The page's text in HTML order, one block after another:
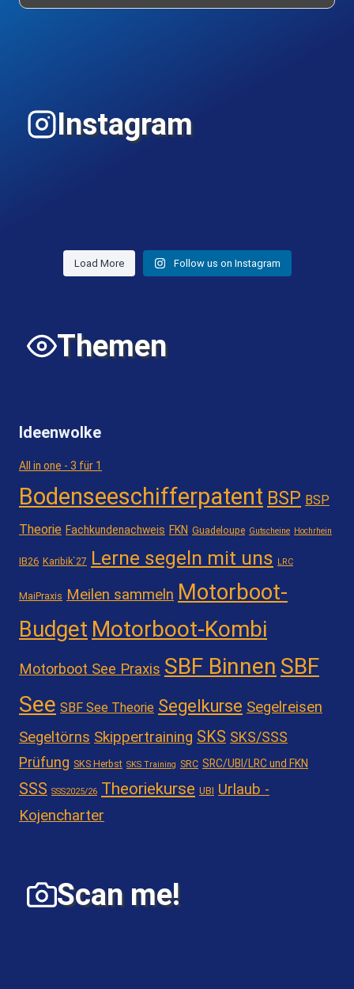
Instagram
Load More Follow us on Instagram
Themen
Ideenwolke
All in one - 3 für 1
Bodenseeschifferpatent BSP BSP
Theorie Fachkundenachweis FKN Guadeloupe Gutscheine Hochrhein
IB26 Karibik`27 Lerne segeln mit uns LRC
MaiPraxis Meilen sammeln Motorboot-
Budget Motorboot-Kombi
Motorboot See Praxis SBF Binnen SBF
See SBF See Theorie Segelkurse Segelreisen
Segeltörns Skippertraining SKS SKS/SSS
Prüfung SKS Herbst SKS Training SRC SRC/UBI/LRC und FKN
SSS SSS2025/26 Theoriekurse UBI Urlaub -
Kojencharter
Scan me!